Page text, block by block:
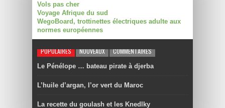
Vols pas cher
Voyage Afrique du sud
WegoBoard, trottinettes électriques adulte aux
normes européennes
POPULAIRES NOUVEAUX COMMENTAIRES
Le Pénélope … bateau pirate à djerba
L’huile d’argan, l’or vert du Maroc
La recette du goulash et les Knedlky